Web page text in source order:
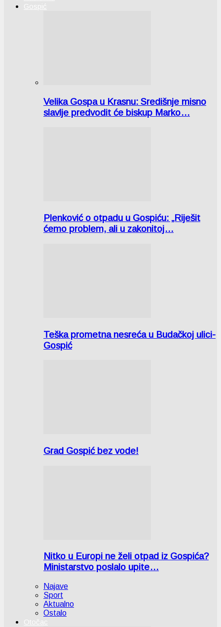
Gospić
Velika Gospa u Krasnu: Središnje misno
slavlje predvodit će biskup Marko…
Plenković o otpadu u Gospiću: „Riješit
ćemo problem, ali u zakonitoj…
Teška prometna nesreća u Budačkoj ulici-
Gospić
Grad Gospić bez vode!
Nitko u Europi ne želi otpad iz Gospića?
Ministarstvo poslalo upite…
Najave
Sport
Aktualno
Ostalo
Otočac